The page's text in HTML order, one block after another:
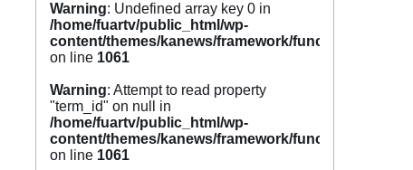
Warning: Undefined array key 0 in
/home/fuartv/public_html/wp-
content/themes/kanews/framework/functions/
on line 1061
Warning: Attempt to read property
"term_id" on null in
/home/fuartv/public_html/wp-
content/themes/kanews/framework/functions/
on line 1061